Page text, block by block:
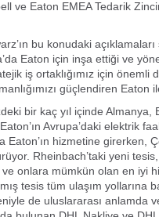
ve Eaton EMEA Tedarik
bu konudaki
Eaton için inşa ettiği ve
iş ortaklığımız için önemli
güçlendiren Eaton
bir kaç yıl içinde Almanya,
Avrupa’daki elektrik
Eaton’ın hizmetine
Rheinbach’taki yeni
ve onlara mümkün olan en iyi
tesis tüm ulaşım
de uluslararası